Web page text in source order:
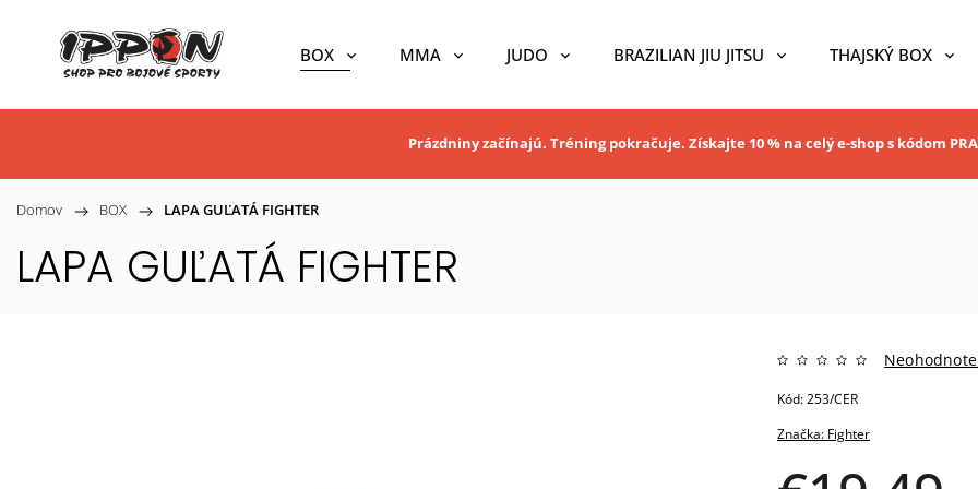
BOX MMA JUDO BRAZILIAN JIU JITSU THAJSKÝ BOX
Prázdniny začínajú. Tréning pokračuje. Získajte 10 % na celý e-shop s kódom
Domov / BOX / LAPA GUĽATÁ FIGHTER
LAPA GUĽATÁ FIGHTER
Značka: Fighter
Kód:253/CER